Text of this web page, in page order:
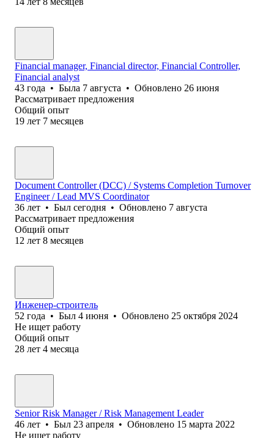
Financial manager, Financial director, Financial Controller,
Financial analyst
43 года • Была 7 августа • Обновлено 26 июня
Рассматривает предложения
Общий опыт
19 лет 7 месяцев
Document Controller (DCC) / Systems Completion Turnover
Engineer / Lead MVS Coordinator
36 лет • Был сегодня • Обновлено 7 августа
Рассматривает предложения
Общий опыт
12 лет 8 месяцев
Инженер-строитель
52 года • Был 4 июня • Обновлено 25 октября 2024
Не ищет работу
Общий опыт
28 лет 4 месяца
Senior Risk Manager / Risk Management Leader
46 лет • Был 23 апреля • Обновлено 15 марта 2022
Не ищет работу